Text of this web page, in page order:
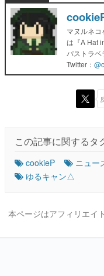
マヌルネ
は『A Hat
パストラベ
Twitter：
この記事に関するタ
cookieP ニュー
ゆるキャン△
本ページはアフィリエイ